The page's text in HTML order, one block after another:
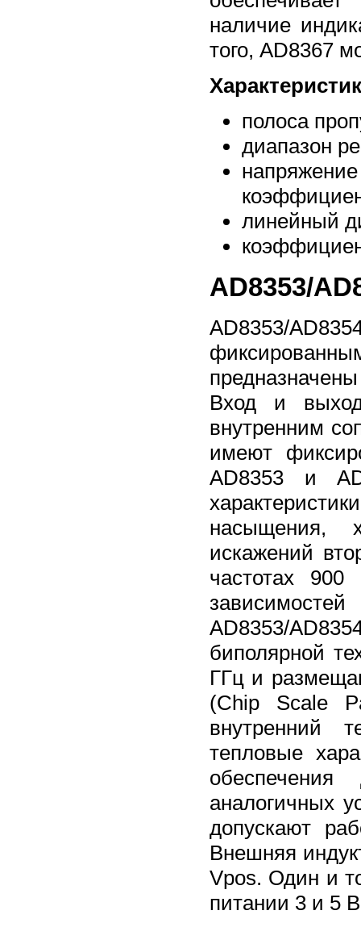
наличие
того, AD8367
полоса
диапазон
линейный
AD8353/
AD8353/
Вход и
внутренним
имеют
AD8353 и
насыщения,
искажений
частотах
AD8353/
биполярной
ГГц и
(Chip Scale
внутренний
тепловые
аналогичных
допускают
Внешняя
Vpos. Один и
питании 3 и 5